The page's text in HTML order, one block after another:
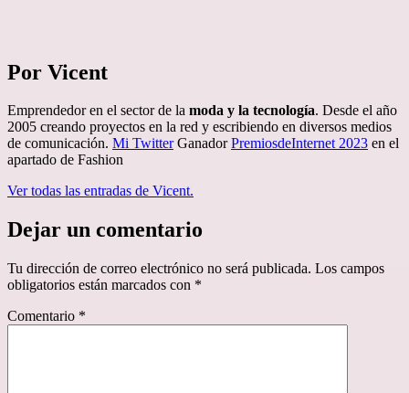
Por Vicent
Emprendedor en el sector de la moda y la tecnología. Desde el año
2005 creando proyectos en la red y escribiendo en diversos medios
de comunicación. Mi TwitterGanadorPremiosdeInternet 2023 en el
apartado de Fashion
Ver todas las entradas de Vicent.
Dejar un comentario
Tu dirección de correo electrónico no será publicada. Los campos
obligatorios están marcados con *
Comentario *